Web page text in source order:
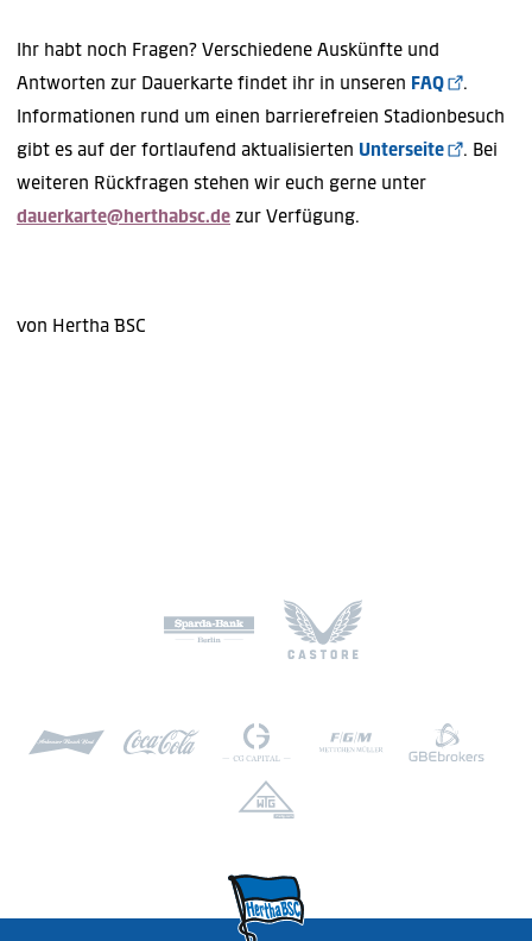
Ihr habt noch Fragen? Verschiedene Auskünfte und
Antworten zur Dauerkarte findet ihr in unseren FAQ
.
Informationen rund um einen barrierefreien Stadionbesuch
gibt es auf der fortlaufend aktualisierten Unterseite
. Bei
weiteren Rückfragen stehen wir euch gerne unter
dauerkarte@herthabsc.de zur Verfügung.
von Hertha BSC